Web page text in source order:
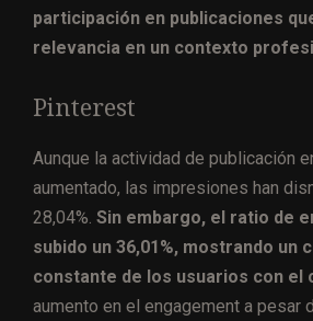
participación en publicaciones
relevancia en un contexto
Pinterest
Aunque la actividad de publicación
aumentado, las impresiones han
28,04%. Sin embargo, el ratio de
subido un 36,01%, mostrando un
constante de los usuarios con el
aumento en el engagement a pesar